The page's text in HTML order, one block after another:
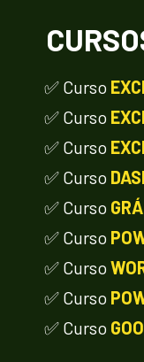
✅ Curso
✅ Curso
✅ Curso
✅ Curso
✅ Curso
✅ Curso
✅ Curso
✅ Curso
✅ Curso